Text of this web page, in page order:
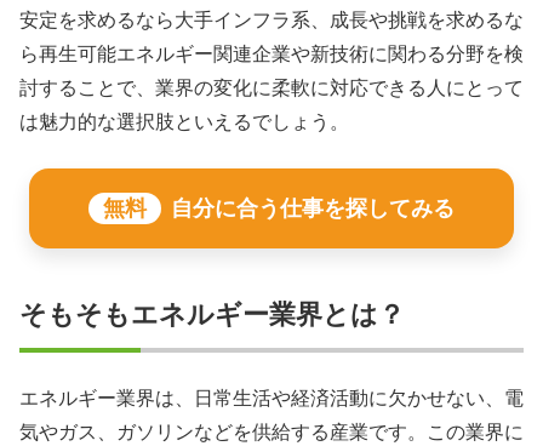
安定を求めるなら大手インフラ系、成長や挑戦を求めるな
ら再生可能エネルギー関連企業や新技術に関わる分野を検
討することで、業界の変化に柔軟に対応できる人にとって
は魅力的な選択肢といえるでしょう。
無料 自分に合う仕事を探してみる
そもそもエネルギー業界とは？
エネルギー業界は、日常生活や経済活動に欠かせない、電
気やガス、ガソリンなどを供給する産業です。この業界に